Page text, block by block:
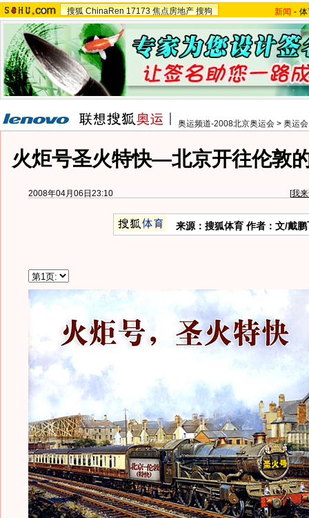
搜狐 ChinaRen 17173 焦点房地产 搜狗 新闻 -
奥运频道-2008北京奥运会 > 奥运
火炬号圣火特快―北京开往伦敦
2008年04月06日23:10 [我
来源：搜狐体育 作者：文/戴鹏